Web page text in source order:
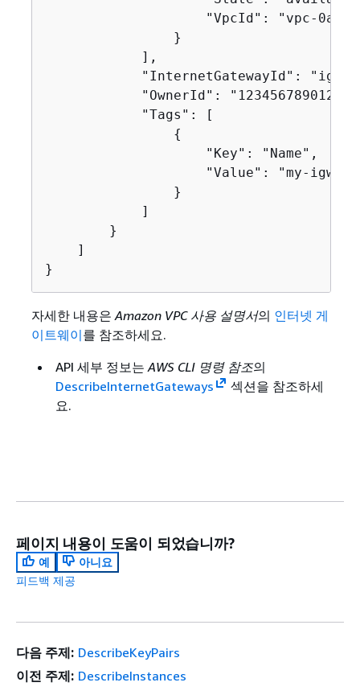
"VpcId": "vpc-
                }
            ],
"InternetGatewayId": "igw-
            "OwnerId": "123456789012",
            "Tags": [
{
                    "Key": "Name",
                    "Value": "my-igw"
                }
            ]
        }
    ]
}
자세한 내용은Amazon VPC 사용 설명서의 인터넷 게
이트웨이를 참조하세요.
API 세부 정보는AWS CLI 명령 참조의
DescribeInternetGateways
섹션을 참조하세
요.
페이지 내용이 도움이 되었습니까?
예
아니요
피드백 제공
다음 주제: DescribeKeyPairs
이전 주제: DescribeInstances